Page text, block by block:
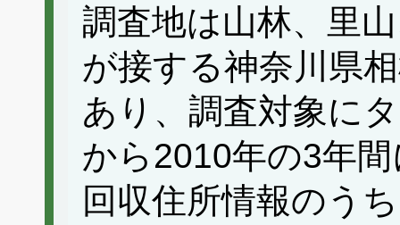
調査地は山林、里
が接する神奈川県
あり、調査対象に
から2010年の3年
回収住所情報のう